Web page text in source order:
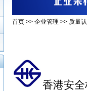
首页 >> 企业管理 >> 质量
香港安